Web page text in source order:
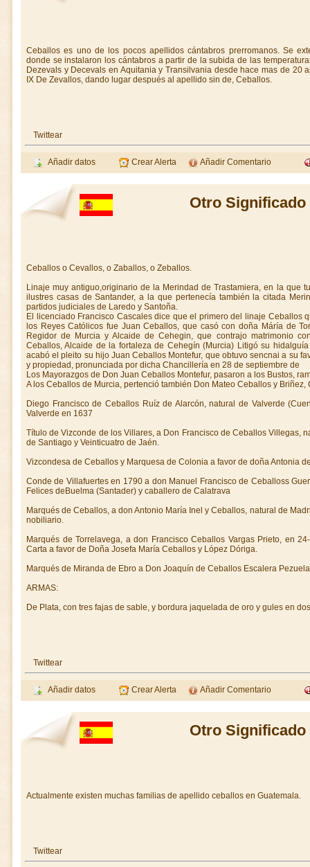
Ceballos es uno de los pocos apellidos cántabros prerromanos. Se
donde se instalaron los cántabros a partir de la subida de las
Dezevals y Decevals en Aquitania y Transilvania desde hace mas de 20
IX De Zevallos, dando lugar después al apellido sin de, Ceballos.
Twittear
Añadir datos Crear Alerta Añadir Comentario
Otro Significado
Ceballos o Cevallos, o Zaballos, o Zeballos.
Linaje muy antiguo,originario de la Merindad de Trastamiera, en la que
ilustres casas de Santander, a la que pertenecía también la citada
partidos judiciales de Laredo y Santoña.
El licenciado Francisco Cascales dice que el primero del linaje Ceballos
los Reyes Católicos fue Juan Ceballos, que casó con doña Máría de
Regidor de Murcia y Alcaide de Cehegin, que contrajo matrimonio
Ceballos, Alcaide de la fortaleza de Cehegín (Murcia) Litigó su
acabó el pleito su hijo Juan Ceballos Montefur, que obtuvo sencnai a su
y propiedad, pronunciada por dicha Chancillería en 28 de septiembre de
Los Mayorazgos de Don Juan Ceballos Montefur, pasaron a los Bustos,
A los Ceballos de Murcia, pertenció también Don Mateo Ceballos y
Diego Francisco de Ceballos Ruíz de Alarcón, natural de Valverde
Valverde en 1637
Título de Vizconde de los Villares, a Don Francisco de Ceballos Villegas,
de Santiago y Veinticuatro de Jaén.
Vizcondesa de Ceballos y Marquesa de Colonia a favor de doña Antonia
Conde de Villafuertes en 1790 a don Manuel Francisco de Ceballoss
Felices deBuelma (Santader) y caballero de Calatrava
Marqués de Ceballos, a don Antonio María Inel y Ceballos, natural de
nobiliario.
Marqués de Torrelavega, a don Francisco Ceballos Vargas Prieto, en
Carta a favor de Doña Josefa María Ceballos y López Dóriga.
Marqués de Miranda de Ebro a Don Joaquín de Ceballos Escalera
ARMAS:
De Plata, con tres fajas de sable, y bordura jaquelada de oro y gules en
Twittear
Añadir datos Crear Alerta Añadir Comentario
Otro Significado
Actualmente existen muchas familias de apellido ceballos en Guatemala.
Twittear